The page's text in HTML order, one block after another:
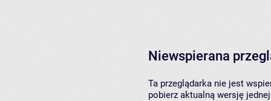
Niewspierana
Ta przeglądarka nie jest
pobierz aktualną wersję